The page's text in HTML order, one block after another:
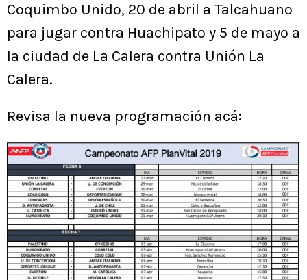
Coquimbo Unido, 20 de abril a Talcahuano
para jugar contra Huachipato y 5 de mayo a
la ciudad de La Calera contra Unión La
Calera.
Revisa la nueva programación acá: